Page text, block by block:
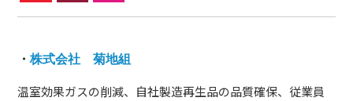
・株式会社 菊地組
温室効果ガスの削減、自社製造再生品の品質確保、従業員